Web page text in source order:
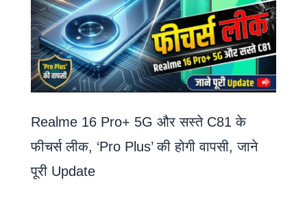
Realme 16 Pro+ 5G और सस्ते C81 के
फीचर्स लीक, ‘Pro Plus’ की होगी वापसी, जाने
पूरी Update